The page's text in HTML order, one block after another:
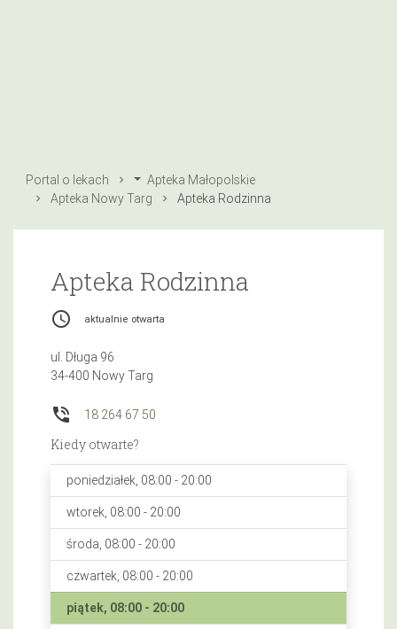
Portal o lekach
Apteka Małopolskie
Apteka Nowy Targ
Apteka Rodzinna
Apteka Rodzinna
access_time aktualnie otwarta
ul. Długa 96
34-400 Nowy Targ
phone_in_talk 18 264 67 50
Kiedy otwarte?
poniedziałek, 08:00 - 20:00
wtorek, 08:00 - 20:00
środa, 08:00 - 20:00
czwartek, 08:00 - 20:00
piątek, 08:00 - 20:00